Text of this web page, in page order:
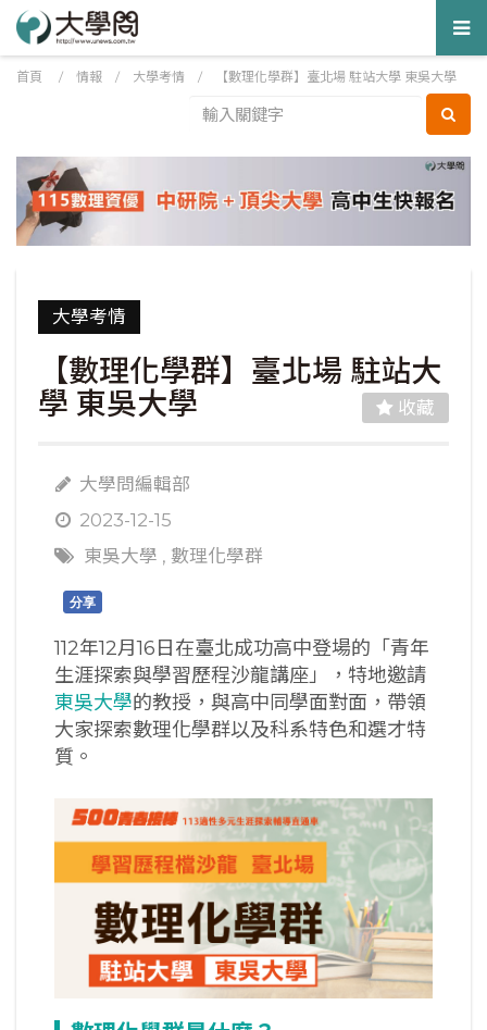
首頁 / 情報 / 大學考情 / 【數理化學群】臺北場 駐站大學 東吳大學
大學考情
【數理化學群】臺北場 駐站大
學 東吳大學
收藏
大學問編輯部
2023-12-15
東吳大學 , 數理化學群
分享
112年12月16日在臺北成功高中登場的「青年
生涯探索與學習歷程沙龍講座」，特地邀請
東吳大學的教授，與高中同學面對面，帶領
大家探索數理化學群以及科系特色和選才特
質。